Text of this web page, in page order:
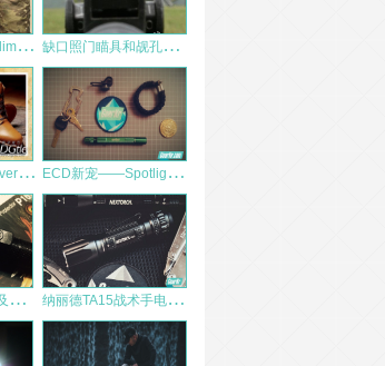
S
nowline Alpine Slim Chair折叠凳测评 缺
口照门瞄具和觇孔瞄准具孰优孰劣？
大
爱工装靴 — Wolverine 1000 mile 开箱 E
CD新宠——Spotlight shift2.0&Spark试用测评
够
用就好——闲侃及小测ASP P16伸缩警棍 纳
丽德TA15战术手电筒，不止于亮。